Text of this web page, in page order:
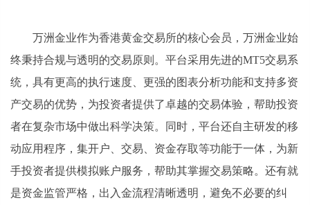
万洲金业作为香港黄金交易所的核心会员，万洲金业始
终秉持合规与透明的交易原则。平台采用先进的MT5交易系
统，具有更高的执行速度、更强的图表分析功能和支持多资
产交易的优势，为投资者提供了卓越的交易体验，帮助投资
者在复杂市场中做出科学决策。同时，平台还自主研发的移
动应用程序，集开户、交易、资金存取等功能于一体，为新
手投资者提供模拟账户服务，帮助其掌握交易策略。还有就
是资金监管严格，出入金流程清晰透明，避免不必要的纠